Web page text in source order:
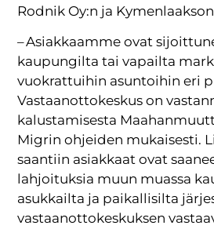
Rodnik Oy:n ja
– Asiakkaamme ovat
kaupungilta tai vapailta
vuokrattuihin asuntoihin eri
Vastaanottokeskus on
kalustamisesta
Migrin ohjeiden mukaisesti.
saantiin asiakkaat ovat
lahjoituksia muun muassa
asukkailta ja paikallisilta
vastaanottokeskuksen